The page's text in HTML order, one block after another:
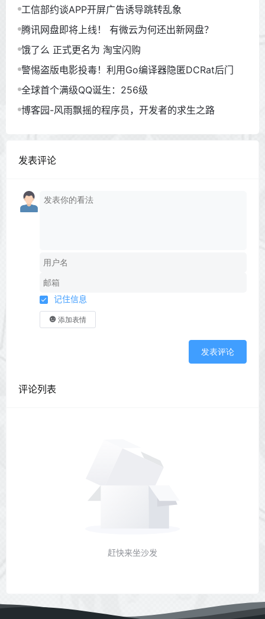
工信部约谈APP开屏广告诱导跳转乱象
腾讯网盘即将上线！ 有微云为何还出新网盘？
饿了么 正式更名为 淘宝闪购
警惕盗版电影投毒！利用Go编译器隐匿DCRat后门
全球首个满级QQ诞生：256级
博客园-风雨飘摇的程序员，开发者的求生之路
发表评论
记住信息
添加表情
发表评论
评论列表
赶快来坐沙发